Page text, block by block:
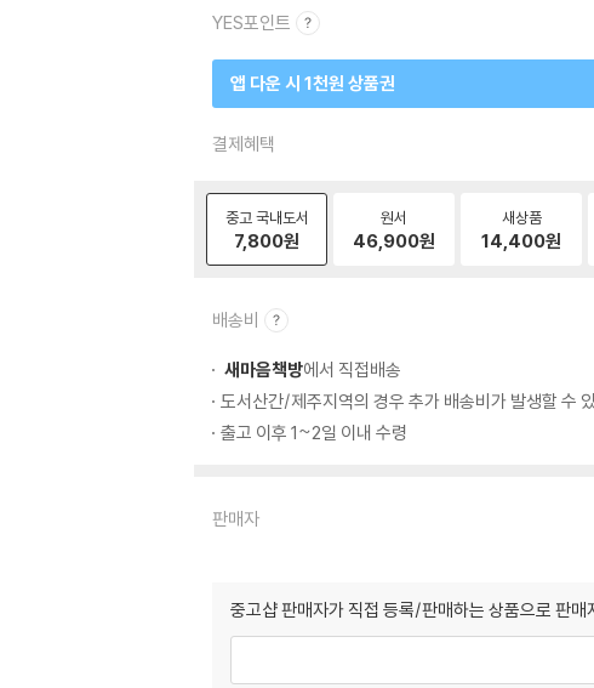
YES포인트
앱 다운 시 1천원 상품권
결제혜택
중고 국내도서
7,800원
원서
46,900원
새상품
14,400원
배송비
새마음책방에서 직접배송
도서산간/제주지역의 경우 추가 배송비가 발생할 수
출고 이후 1~2일 이내 수령
판매자
중고샵 판매자가 직접 등록/판매하는 상품으로 판